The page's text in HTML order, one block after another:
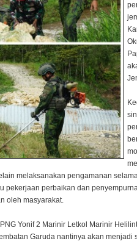
melaksanakan pengamanan
pekerjaan perbaikan dan
oleh masyarakat.
Yonif 2 Marinir Letkol Marinir
Garuda nantinya akan menjadi